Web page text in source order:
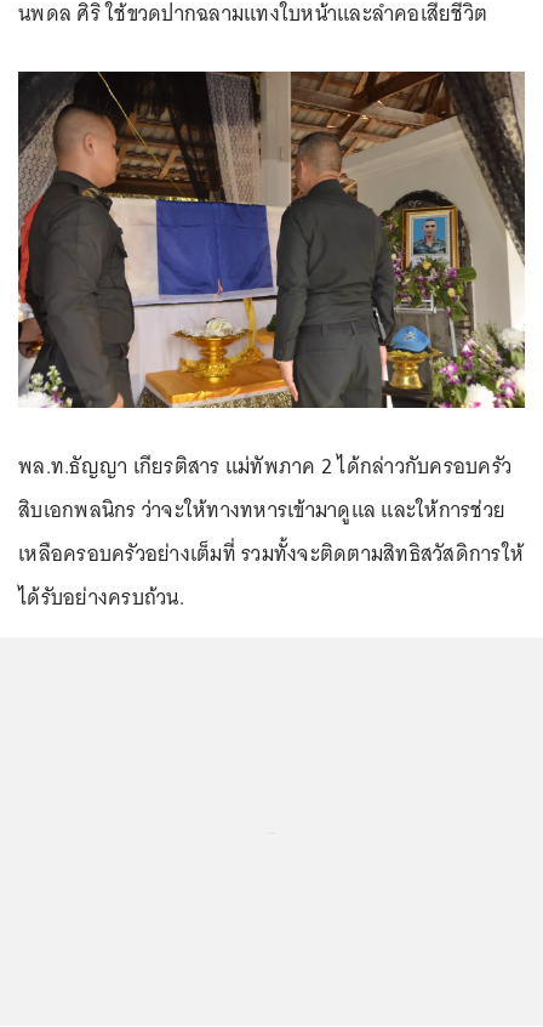
นพดล ศิริ ใช้ขวดปากฉลามแทงใบหน้าและลำคอเสียชีวิต
พล.ท.ธัญญา เกียรติสาร แม่ทัพภาค 2 ได้กล่าวกับครอบครัว
สิบเอกพลนิกร ว่าจะให้ทางทหารเข้ามาดูแล และให้การช่วย
เหลือครอบครัวอย่างเต็มที่ รวมทั้งจะติดตามสิทธิสวัสดิการให้
ได้รับอย่างครบถ้วน.